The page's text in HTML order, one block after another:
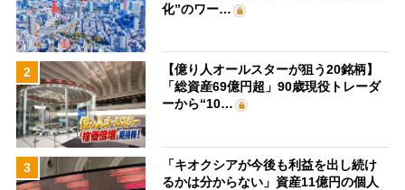
化”のワー…
2
【億り人オールスターが狙う20銘柄】
「総資産69億円超」90歳現役トレーダ
ーから“10…
3
「キオクシアが今後も利益を出し続け
るかは分からない」資産11億円の個人